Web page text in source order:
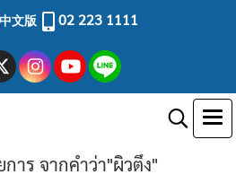
中文版 02 223 1111
าร จากคำว่า"ผิวตึง"